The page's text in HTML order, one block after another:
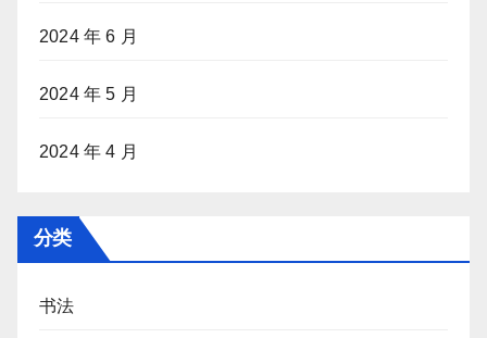
2024 年 6 月
2024 年 5 月
2024 年 4 月
分类
书法